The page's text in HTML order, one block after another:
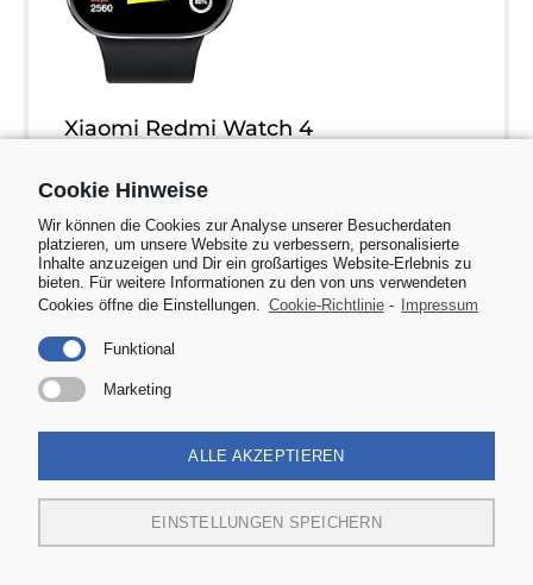
Xiaomi Redmi Watch 4
Smartwatch mit 1.97&#34; AMOLED-
zu 20 Tage Akkulaufzeit, HyperOS,
Herzraten- und Blutsauerstoffmessungen
- Obsidian Schwarz
94,97€
*bei dem Link handelt es sich um Werbung
Cookie Hinweise
Wir können die Cookies zur Analyse unserer Besucherdaten
platzieren, um unsere Website zu verbessern, personalisierte
Inhalte anzuzeigen und Dir ein großartiges Website-Erlebnis zu
bieten. Für weitere Informationen zu den von uns verwendeten
Cookies öffne die Einstellungen.
Cookie-Richtlinie- Impressum
Funktional
Marketing
ALLE AKZEPTIEREN
EINSTELLUNGEN SPEICHERN